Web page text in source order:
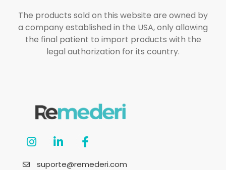
The products sold on this website are owned by
a company established in the USA, only allowing
the final patient to import products with the
legal authorization for its country.
suporte@remederi.com